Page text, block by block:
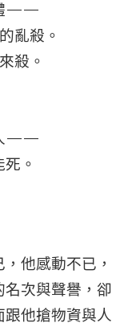
體——
亂殺。
殺。
人——
。
他感動不已，
次與聲譽，卻
跟他搶物資與人